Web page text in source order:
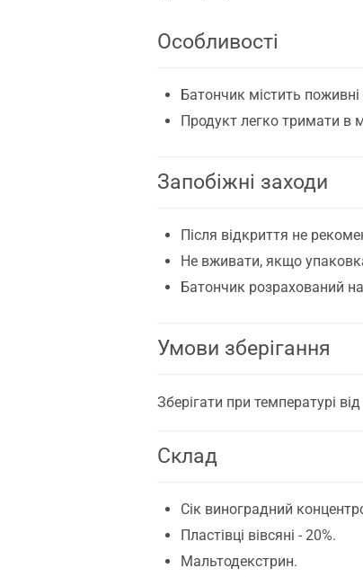
Особливості
Батончик містить
Продукт легко тримати в
Запобіжні заходи
Після відкриття не
Не вживати, якщо
Батончик розрахований
Умови зберігання
Зберігати при температурі
Склад
Сік виноградний
Пластівці вівсяні - 20%.
Мальтодекстрин.